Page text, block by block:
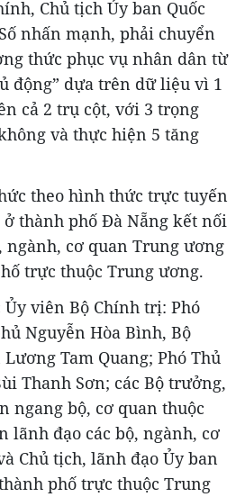
Chủ tịch Ủy ban Quốc
nhấn mạnh, phải chuyển
thức phục vụ nhân dân từ
động” dựa trên dữ liệu vì 1
cả 2 trụ cột, với 3 trọng
và thực hiện 5 tăng
theo hình thức trực tuyến
thành phố Đà Nẵng kết nối
ngành, cơ quan Trung ương
trực thuộc Trung ương.
viên Bộ Chính trị: Phó
Nguyễn Hòa Bình, Bộ
Tam Quang; Phó Thủ
Thanh Sơn; các Bộ trưởng,
ngang bộ, cơ quan thuộc
lãnh đạo các bộ, ngành, cơ
Chủ tịch, lãnh đạo Ủy ban
phố trực thuộc Trung